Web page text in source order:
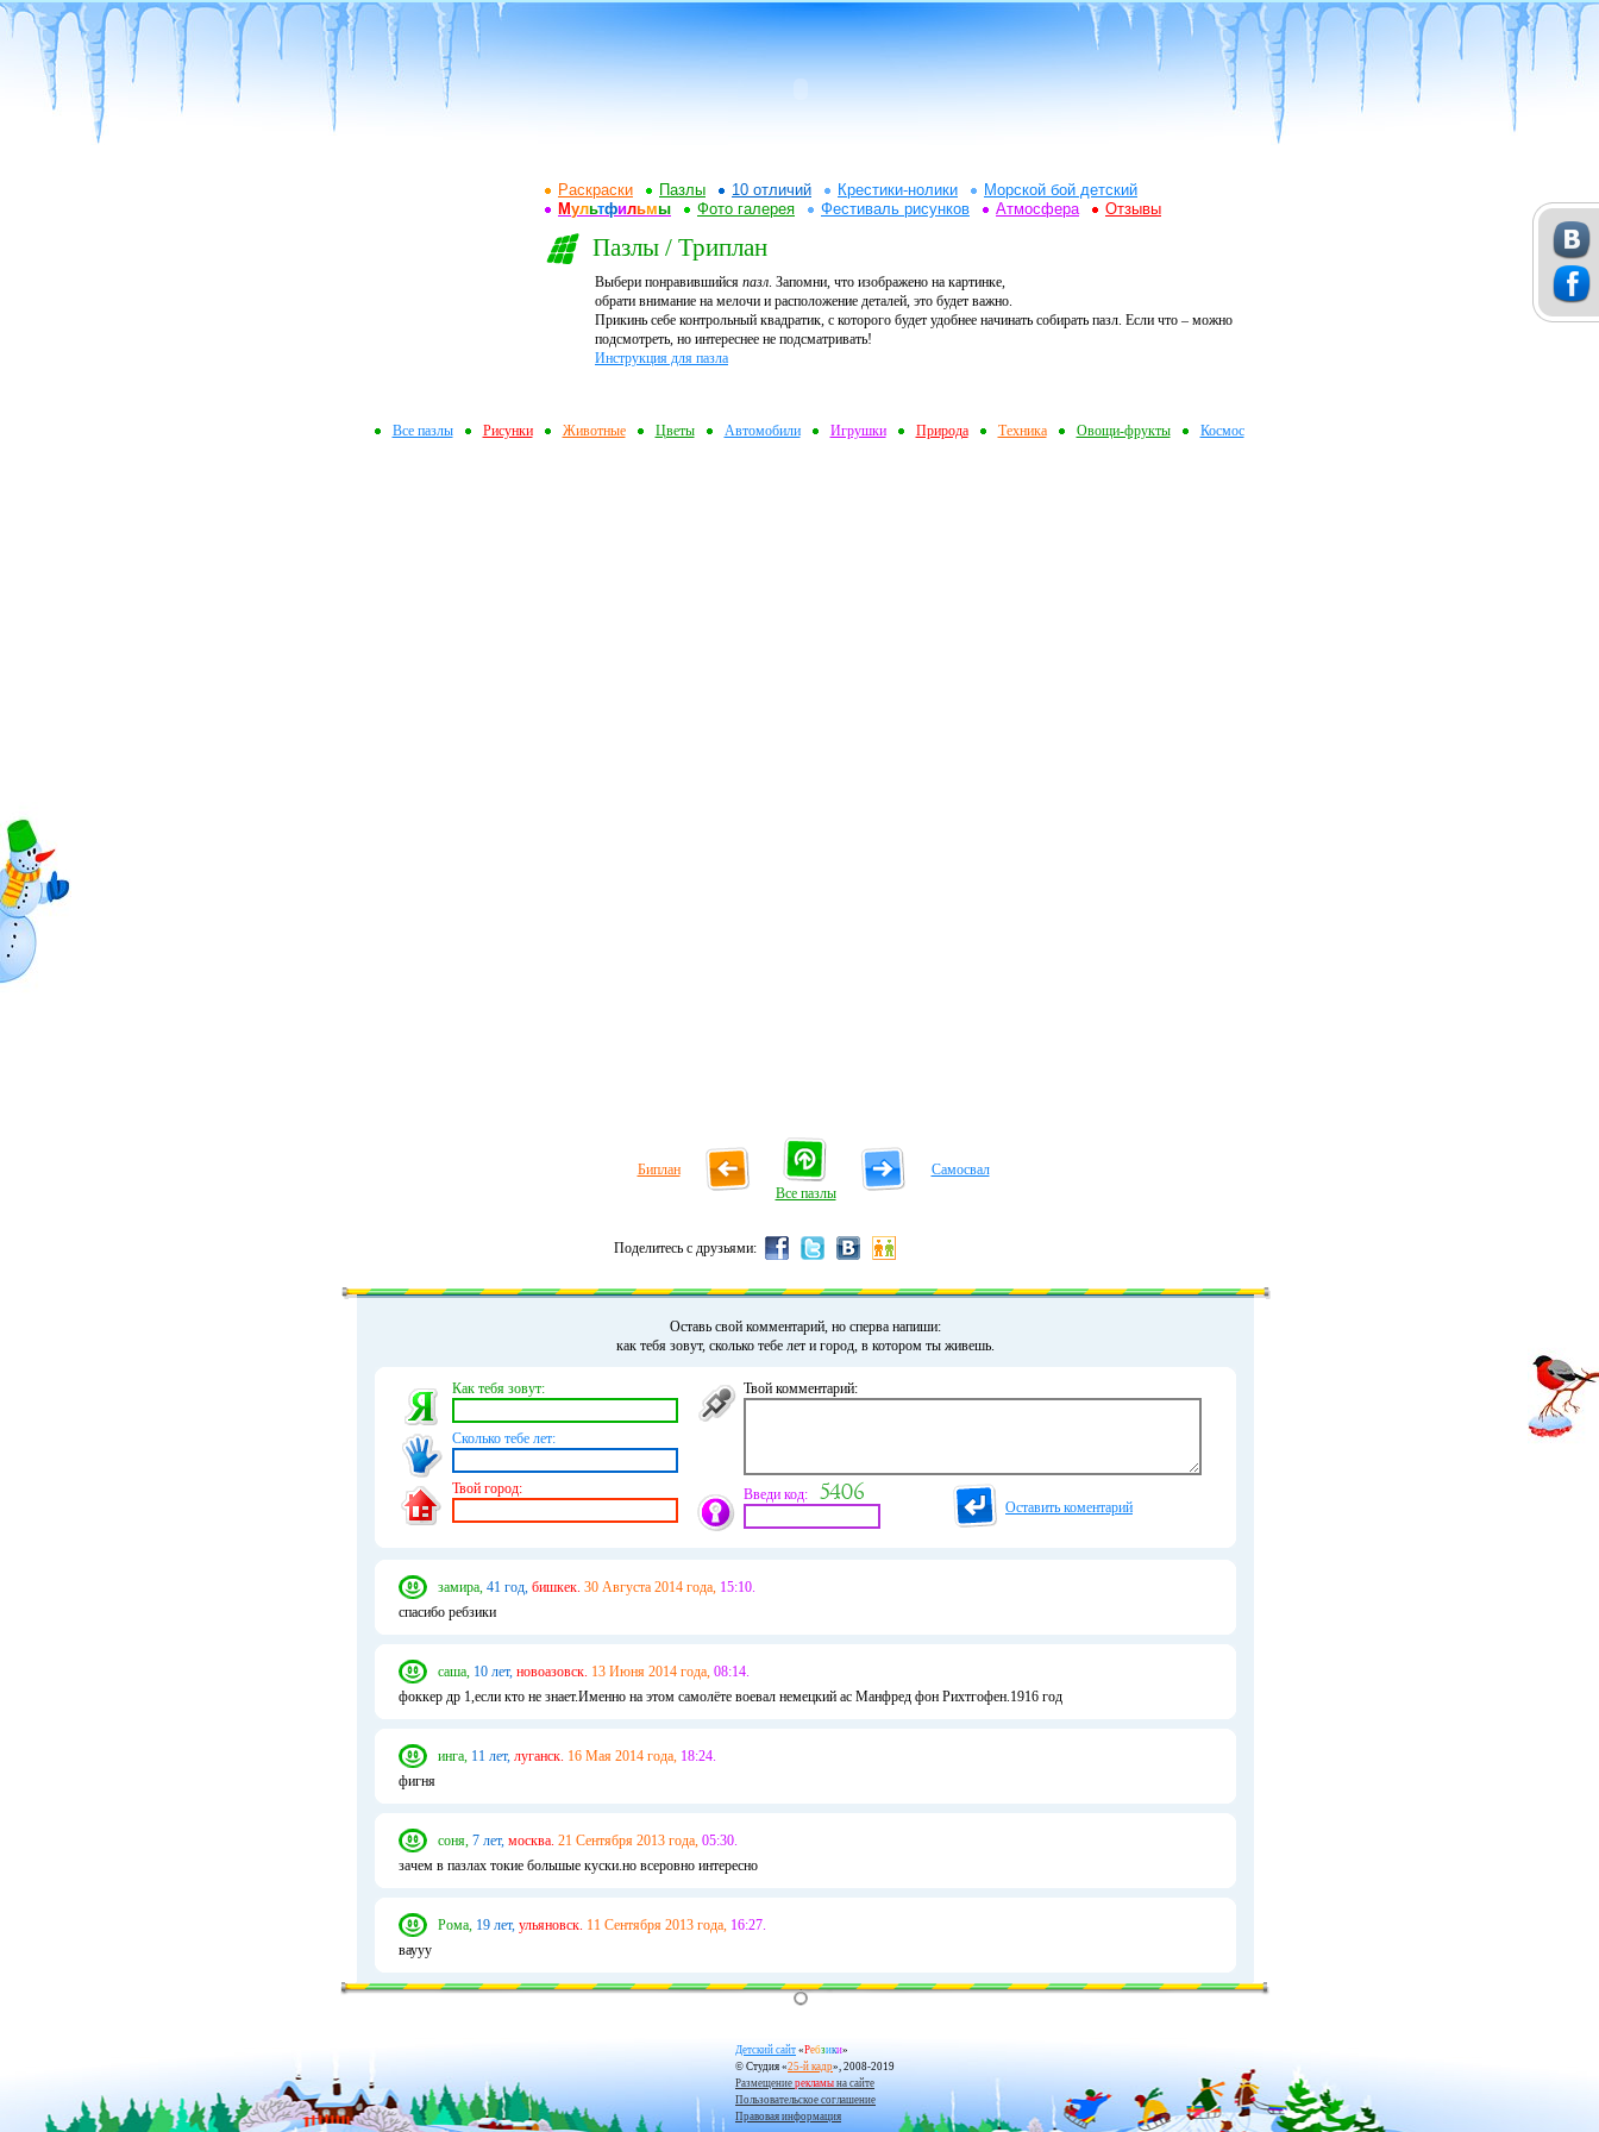
Раскраски Пазлы 10 отличий Крестики-нолики
Морской бой детский
Мультфильмы Фото галерея Фестиваль рисунков Атмосфера Отзывы
Пазлы / Триплан
Выбери понравившийся пазл. Запомни, что изображено на картинке,
обрати внимание на мелочи и расположение деталей, это будет важно.
Прикинь себе контрольный квадратик, с которого будет удобнее начинать собирать пазл. Если что – можно
подсмотреть, но интереснее не подсматривать!
Инструкция для пазла
Все пазлы Рисунки Животные Цветы Автомобили Игрушки Природа Техника Овощи-фрукты Космос
Биплан
Все пазлы
Самосвал
Поделитесь с друзьями:
Оставь свой комментарий, но сперва напиши:
как тебя зовут, сколько тебе лет и город, в котором ты живешь.
Как тебя зовут:
Сколько тебе лет:
Твой город:
Твой комментарий:
Введи код:
Оставить коментарий
замира, 41 год, бишкек. 30 Августа 2014 года, 15:10.
спасибо ребзики
саша, 10 лет, новоазовск. 13 Июня 2014 года, 08:14.
фоккер др 1,если кто не знает.Именно на этом самолёте воевал немецкий ас Манфред фон Рихтгофен.1916 год
инга, 11 лет, луганск. 16 Мая 2014 года, 18:24.
фигня
соня, 7 лет, москва. 21 Сентября 2013 года, 05:30.
зачем в пазлах токие большые куски.но всеровно интересно
Рома, 19 лет, ульяновск. 11 Сентября 2013 года, 16:27.
ваууу
Детский сайт «Ребзики»
© Студия «25-й кадр», 2008-2019
Размещение рекламы на сайте
Пользовательское соглашение
Правовая информация